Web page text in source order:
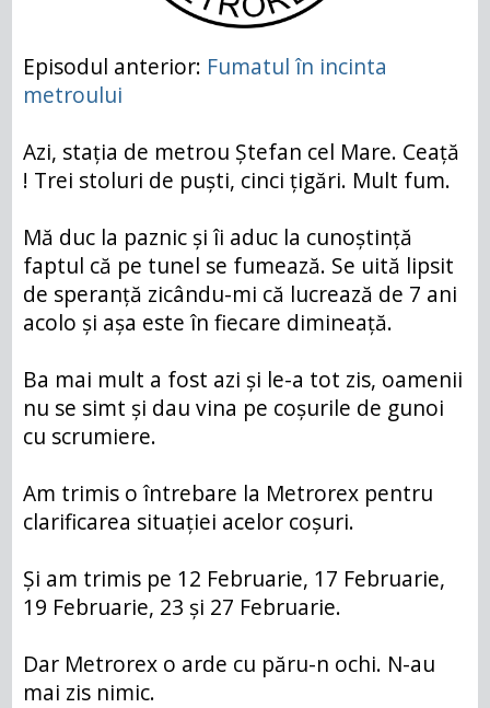
Episodul anterior: Fumatul în incinta
metroului
Azi, stația de metrou Ștefan cel Mare. Ceață
! Trei stoluri de puști, cinci țigări. Mult fum.
Mă duc la paznic și îi aduc la cunoștință
faptul că pe tunel se fumează. Se uită lipsit
de speranță zicându-mi că lucrează de 7 ani
acolo și așa este în fiecare dimineață.
Ba mai mult a fost azi și le-a tot zis, oamenii
nu se simt și dau vina pe coșurile de gunoi
cu scrumiere.
Am trimis o întrebare la Metrorex pentru
clarificarea situației acelor coșuri.
Și am trimis pe 12 Februarie, 17 Februarie,
19 Februarie, 23 și 27 Februarie.
Dar Metrorex o arde cu păru-n ochi. N-au
mai zis nimic.